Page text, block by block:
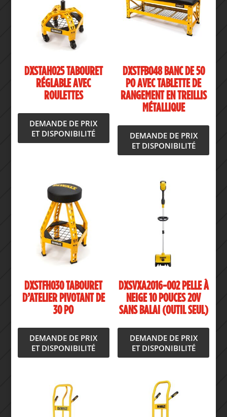
DXSTAH025 TABOURET
RÉGLABLE AVEC
ROULETTES
DEMANDE DE PRIX
ET DISPONIBILITÉ
DXSTFB048 BANC DE 50
PO AVEC TABLETTE DE
RANGEMENT EN TREILLIS
MÉTALLIQUE
DEMANDE DE PRIX
ET DISPONIBILITÉ
DXSTFH030 TABOURET
D’ATELIER PIVOTANT DE
30 PO
DEMANDE DE PRIX
ET DISPONIBILITÉ
DXSVXA2016-002 PELLE À
NEIGE 10 POUCES 20V
SANS BALAI (OUTIL SEUL)
DEMANDE DE PRIX
ET DISPONIBILITÉ